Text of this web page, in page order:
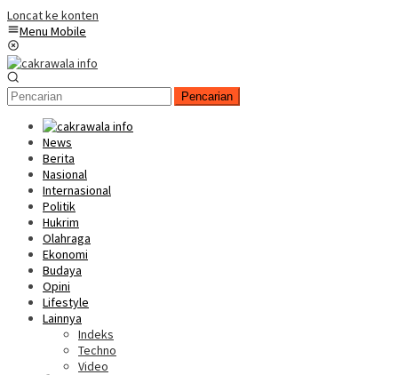
Loncat ke konten
Menu Mobile
Pencarian
News
Berita
Nasional
Internasional
Politik
Hukrim
Olahraga
Ekonomi
Budaya
Opini
Lifestyle
Lainnya
Indeks
Techno
Video